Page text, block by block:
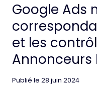
Google Ads
et les
Annonceurs
Publié le 28 juin 2024